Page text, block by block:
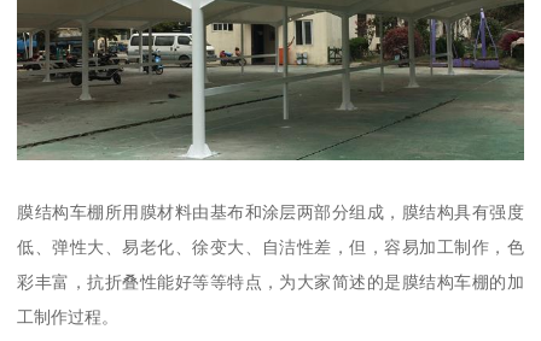
膜结构车棚所用膜材料由基布和涂层两部分组成，膜结构具有强度
低、弹性大、易老化、徐变大、自洁性差，但，容易加工制作，色
彩丰富，抗折叠性能好等等特点，为大家简述的是膜结构车棚的加
工制作过程。